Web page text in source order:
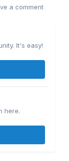
a comment
It's easy!
here.